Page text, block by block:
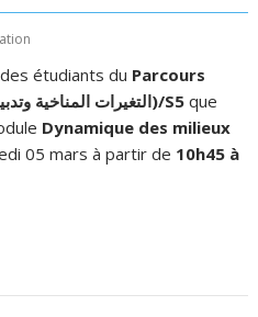
étudiants du Parcours
d’Excellence ( التغيرات المناخية وتدبير الموارد المائية)/S5 que
Dynamique des milieux
05 mars à partir de 10h45 à